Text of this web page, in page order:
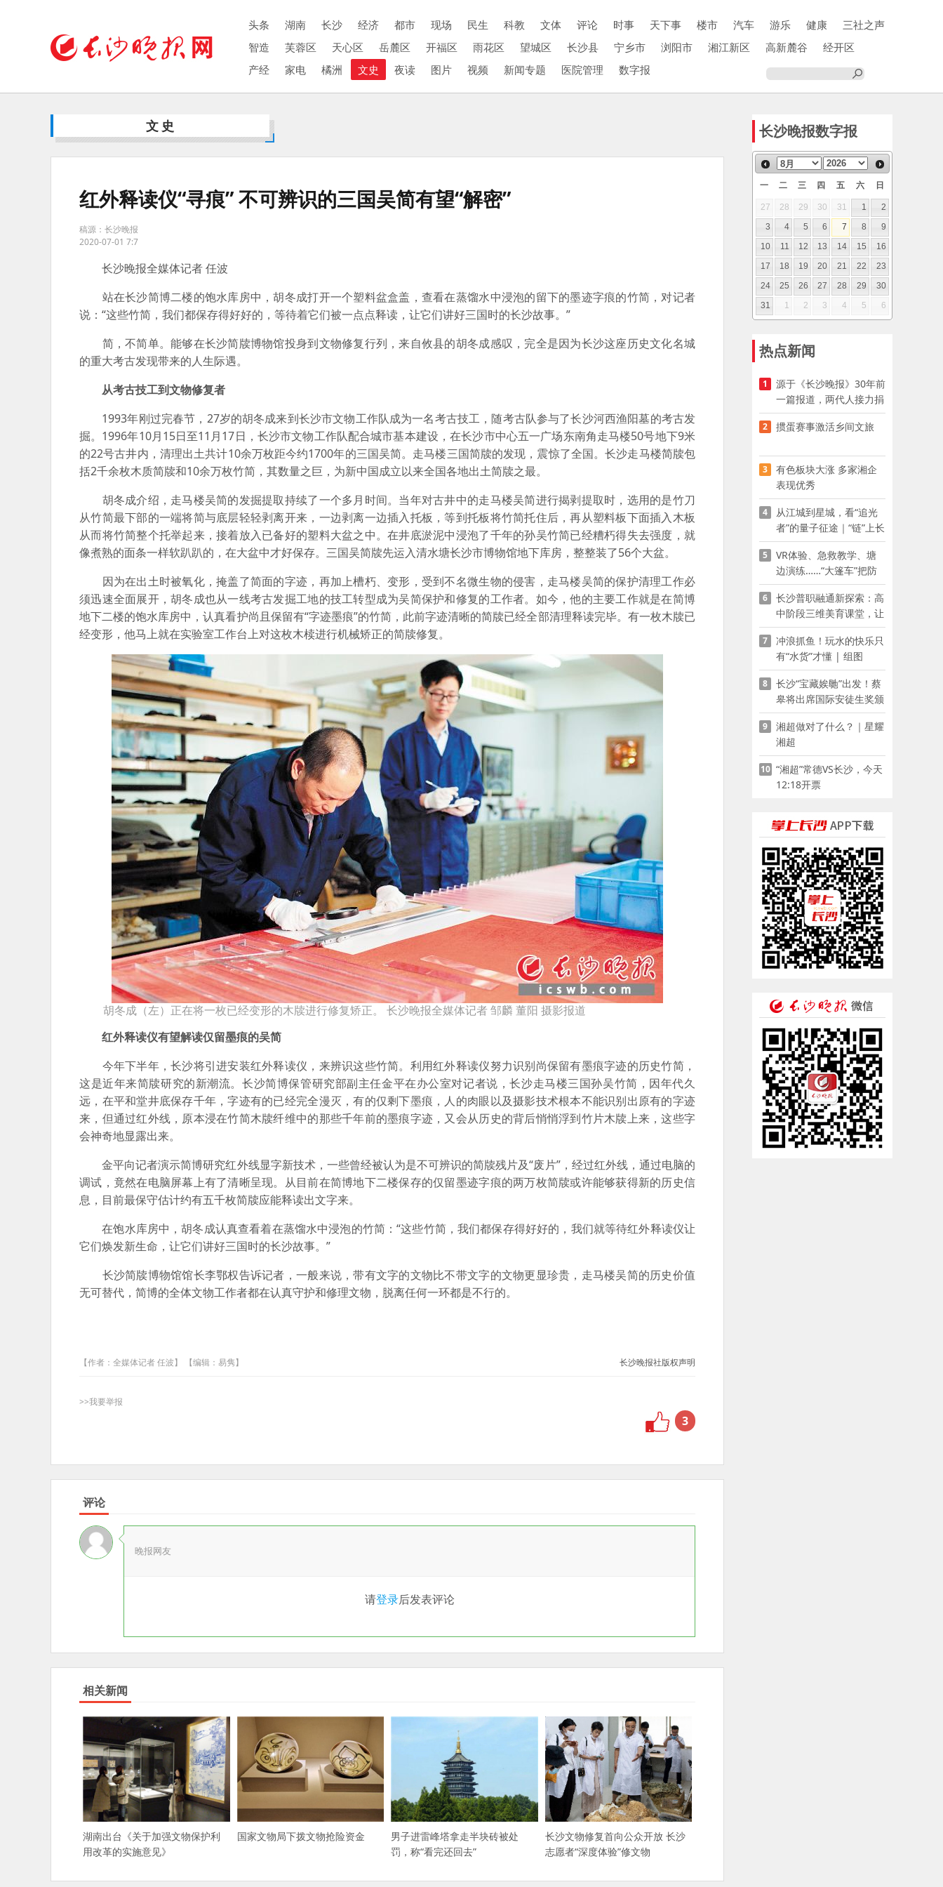
头条 湖南 长沙 经济 都市 现场 民生 科教 文体 评论 时事 天下事 楼市 汽车 游乐 健康
三社之声
智造
芙蓉区 天心区 岳麓区 开福区 雨花区 望城区 长沙县 宁乡市 浏阳市 湘江新区 高新麓谷
经开区
产经
家电 橘洲 文史 夜读 图片 视频 新闻专题 医院管理 数字报
文史
红外释读仪“寻痕” 不可辨识的三国吴简有望“解密”
稿源：长沙晚报
2020-07-01 7:7
长沙晚报全媒体记者 任波
站在长沙简博二楼的饱水库房中，胡冬成打开一个塑料盆盒盖，查看在蒸馏水中浸泡的留下的墨迹字痕的竹简，对记者
说：“这些竹简，我们都保存得好好的，等待着它们被一点点释读，让它们讲好三国时的长沙故事。”
简，不简单。能够在长沙简牍博物馆投身到文物修复行列，来自攸县的胡冬成感叹，完全是因为长沙这座历史文化名城
的重大考古发现带来的人生际遇。
从考古技工到文物修复者
1993年刚过完春节，27岁的胡冬成来到长沙市文物工作队成为一名考古技工，随考古队参与了长沙河西渔阳墓的考古发
掘。1996年10月15日至11月17日，长沙市文物工作队配合城市基本建设，在长沙市中心五一广场东南角走马楼50号地下9米
的22号古井内，清理出土共计10余万枚距今约1700年的三国吴简。走马楼三国简牍的发现，震惊了全国。长沙走马楼简牍包
括2千余枚木质简牍和10余万枚竹简，其数量之巨，为新中国成立以来全国各地出土简牍之最。
胡冬成介绍，走马楼吴简的发掘提取持续了一个多月时间。当年对古井中的走马楼吴简进行揭剥提取时，选用的是竹刀
从竹简最下部的一端将简与底层轻轻剥离开来，一边剥离一边插入托板，等到托板将竹简托住后，再从塑料板下面插入木板
从而将竹简整个托举起来，接着放入已备好的塑料大盆之中。在井底淤泥中浸泡了千年的孙吴竹简已经糟朽得失去强度，就
像煮熟的面条一样软趴趴的，在大盆中才好保存。三国吴简牍先运入清水塘长沙市博物馆地下库房，整整装了56个大盆。
因为在出土时被氧化，掩盖了简面的字迹，再加上槽朽、变形，受到不名微生物的侵害，走马楼吴简的保护清理工作必
须迅速全面展开，胡冬成也从一线考古发掘工地的技工转型成为吴简保护和修复的工作者。如今，他的主要工作就是在简博
地下二楼的饱水库房中，认真看护尚且保留有“字迹墨痕”的竹简，此前字迹清晰的简牍已经全部清理释读完毕。有一枚木牍已
经变形，他马上就在实验室工作台上对这枚木椟进行机械矫正的简牍修复。
胡冬成（左）正在将一枚已经变形的木牍进行修复矫正。 长沙晚报全媒体记者 邹麟 董阳 摄影报道
红外释读仪有望解读仅留墨痕的吴简
今年下半年，长沙将引进安装红外释读仪，来辨识这些竹简。利用红外释读仪努力识别尚保留有墨痕字迹的历史竹简，
这是近年来简牍研究的新潮流。长沙简博保管研究部副主任金平在办公室对记者说，长沙走马楼三国孙吴竹简，因年代久
远，在平和堂井底保存千年，字迹有的已经完全漫灭，有的仅剩下墨痕，人的肉眼以及摄影技术根本不能识别出原有的字迹
来，但通过红外线，原本浸在竹简木牍纤维中的那些千年前的墨痕字迹，又会从历史的背后悄悄浮到竹片木牍上来，这些字
会神奇地显露出来。
金平向记者演示简博研究红外线显字新技术，一些曾经被认为是不可辨识的简牍残片及“废片”，经过红外线，通过电脑的
调试，竟然在电脑屏幕上有了清晰呈现。从目前在简博地下二楼保存的仅留墨迹字痕的两万枚简牍或许能够获得新的历史信
息，目前最保守估计约有五千枚简牍应能释读出文字来。
在饱水库房中，胡冬成认真查看着在蒸馏水中浸泡的竹简：“这些竹简，我们都保存得好好的，我们就等待红外释读仪让
它们焕发新生命，让它们讲好三国时的长沙故事。”
长沙简牍博物馆馆长李鄂权告诉记者，一般来说，带有文字的文物比不带文字的文物更显珍贵，走马楼吴简的历史价值
无可替代，简博的全体文物工作者都在认真守护和修理文物，脱离任何一环都是不行的。
【作者：全媒体记者 任波】 【编辑：易隽】 长沙晚报社版权声明
>>我要举报
3
评论
晚报网友
请登录后发表评论
相关新闻
湖南出台《关于加强文物保护利
用改革的实施意见》
国家文物局下拨文物抢险资金
男子进雷峰塔拿走半块砖被处
罚，称“看完还回去”
长沙文物修复首向公众开放 长沙
志愿者“深度体验”修文物
长沙晚报数字报
一 二 三 四 五 六 日
27 28 29 30 31 1
2
3
4 5 6 7 8
9
10
11 12 13 14 15
16
17
18 19 20 21 22
23
24
25 26 27 28 29
30
31
1 2 3 4 5 6
热点新闻
1
源于《长沙晚报》30年前
一篇报道，两代人接力捐
资助学
2 掼蛋赛事激活乡间文旅
3
有色板块大涨 多家湘企
表现优秀
4
从江城到星城，看“追光
者”的量子征途｜“链”上长
沙 “才”够硬核
5
VR体验、急救教学、塘
边演练……“大篷车”把防
溺水课堂搬到乡村青少年
家门口
6
长沙普职融通新探索：高
中阶段三维美育课堂，让
少年向美而生
7
冲浪抓鱼！玩水的快乐只
有“水货”才懂 | 组图
8
长沙“宝藏娭毑”出发！蔡
皋将出席国际安徒生奖颁
奖典礼并领奖
9
湘超做对了什么？｜星耀
湘超
10 “湘超”常德VS长沙，今天
12:18开票